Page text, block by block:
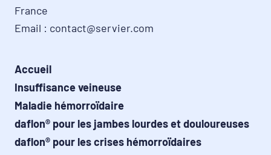
France
Email : contact@servier.com
Accueil
Insuffisance veineuse
Maladie hémorroïdaire
daflon® pour les jambes lourdes et douloureuses
daflon® pour les crises hémorroïdaires